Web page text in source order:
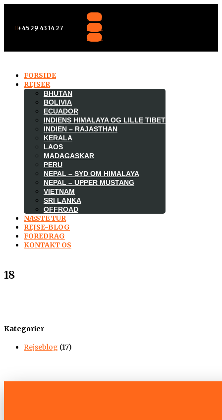
+45 29 43 14 27
Følg
Følg
Følg
FORSIDE
REJSER
BHUTAN
BOLIVIA
ECUADOR
INDIENS HIMALAYA OG LILLE TIBET
INDIEN – RAJASTHAN
KERALA
LAOS
MADAGASKAR
PERU
NEPAL – SYD OM HIMALAYA
NEPAL – UPPER MUSTANG
VIETNAM
SRI LANKA
OFFROAD
NÆSTE TUR
REJSE-BLOG
FOREDRAG
KONTAKT OS
18
Kategorier
Rejseblog (17)